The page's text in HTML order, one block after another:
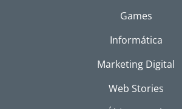
Games
Informática
Marketing Digital
Web Stories